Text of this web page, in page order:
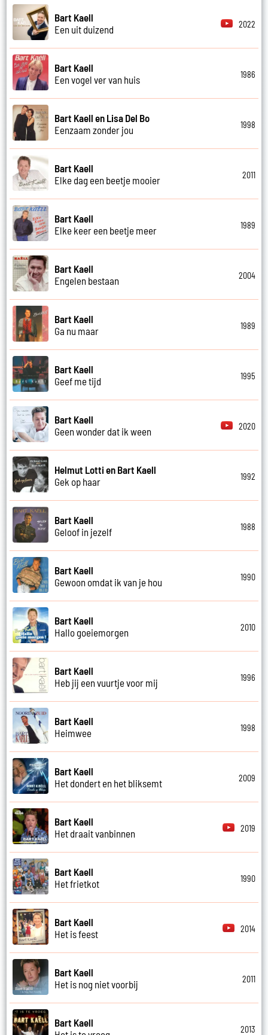
Bart Kaell
Een uit duizend
2022
Bart Kaell
Een vogel ver van huis
1986
Bart Kaell en Lisa Del Bo
Eenzaam zonder jou
1998
Bart Kaell
Elke dag een beetje mooier
2011
Bart Kaell
Elke keer een beetje meer
1989
Bart Kaell
Engelen bestaan
2004
Bart Kaell
Ga nu maar
1989
Bart Kaell
Geef me tijd
1995
Bart Kaell
Geen wonder dat ik ween
2020
Helmut Lotti en Bart Kaell
Gek op haar
1992
Bart Kaell
Geloof in jezelf
1988
Bart Kaell
Gewoon omdat ik van je hou
1990
Bart Kaell
Hallo goeiemorgen
2010
Bart Kaell
Heb jij een vuurtje voor mij
1996
Bart Kaell
Heimwee
1998
Bart Kaell
Het dondert en het bliksemt
2009
Bart Kaell
Het draait vanbinnen
2019
Bart Kaell
Het frietkot
1990
Bart Kaell
Het is feest
2014
Bart Kaell
Het is nog niet voorbij
2011
Bart Kaell
2013